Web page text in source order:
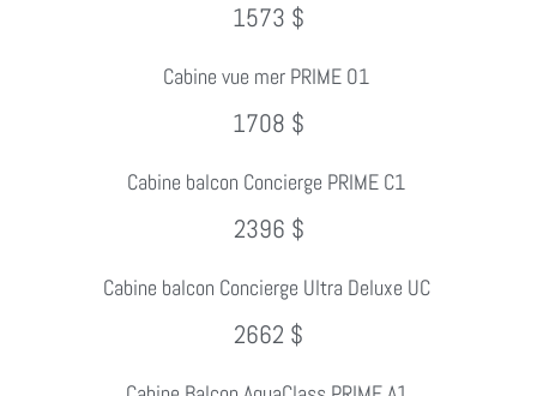
1573 $
Cabine vue mer PRIME O1
1708 $
Cabine balcon Concierge PRIME C1
2396 $
Cabine balcon Concierge Ultra Deluxe UC
2662 $